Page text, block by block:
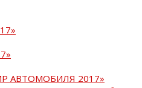
АВТОМОБИЛЯ 2017»